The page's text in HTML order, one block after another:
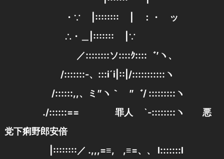
・∵ |:::::::: | ：・ ッ
∴・＿|::::::: |∵
／::::::::ソ::::ｸ::::゛’ヽ、
/:::::::-、:::i´i|::|/:::::::::::ヽ
/::::::,,、ミ”ヽ｀ ”゛/ :::::::::ヽ
./::::::== 罪人 `-::::::::ヽ 悪
党下痢野郎安倍
|::::::::／ .,,,=≡, ,≡=、、 l:::::::l